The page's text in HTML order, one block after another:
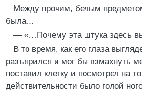
Между прочим, белым
была…
— «…Почему эта штука здесь
В то время, как его глаза
разъярился и мог бы взмахнуть
поставил клетку и посмотрел на
действительности было голой